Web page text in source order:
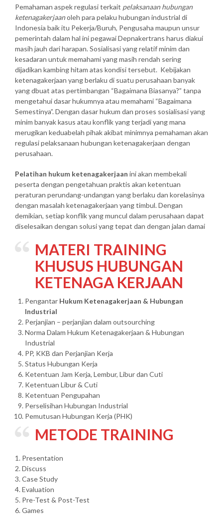
Pemahaman aspek regulasi terkait pelaksanaan hubungan
ketenagakerjaanoleh para pelaku hubungan industrial di
Indonesia baik itu Pekerja/Buruh, Pengusaha maupun unsur
pemerintah dalam hal ini pegawai Depnakertrans harus diakui
masih jauh dari harapan. Sosialisasi yang relatif minim dan
kesadaran untuk memahami yang masih rendah sering
dijadikan kambing hitam atas kondisi tersebut. Kebijakan
ketenagakerjaan yang berlaku di suatu perusahaan banyak
yang dbuat atas pertimbangan “Bagaimana Biasanya?” tanpa
mengetahui dasar hukumnya atau memahami “Bagaimana
Semestinya”. Dengan dasar hukum dan proses sosialisasi yang
minim banyak kasus atau konflik yang terjadi yang mana
merugikan keduabelah pihak akibat minimnya pemahaman akan
regulasi pelaksanaan hubungan ketenagakerjaan dengan
perusahaan.
Pelatihan hukum ketenagakerjaan ini akan membekali
peserta dengan pengetahuan praktis akan ketentuan
peraturan perundang-undangan yang berlaku dan korelasinya
dengan masalah ketenagakerjaan yang timbul. Dengan
demikian, setiap konflik yang muncul dalam perusahaan dapat
diselesaikan dengan solusi yang tepat dan dengan jalan damai
MATERI TRAINING
KHUSUS HUBUNGAN
KETENAGA KERJAAN
Pengantar Hukum Ketenagakerjaan & Hubungan
Industrial
Perjanjian – perjanjian dalam outsourching
Norma Dalam Hukum Ketenagakerjaan & Hubungan
Industrial
PP, KKB dan Perjanjian Kerja
Status Hubungan Kerja
Ketentuan Jam Kerja, Lembur, Libur dan Cuti
Ketentuan Libur & Cuti
Ketentuan Pengupahan
Perselisihan Hubungan Industrial
Pemutusan Hubungan Kerja (PHK)
METODE TRAINING
1. Presentation
2. Discuss
3. Case Study
4. Evaluation
5. Pre-Test & Post-Test
6. Games